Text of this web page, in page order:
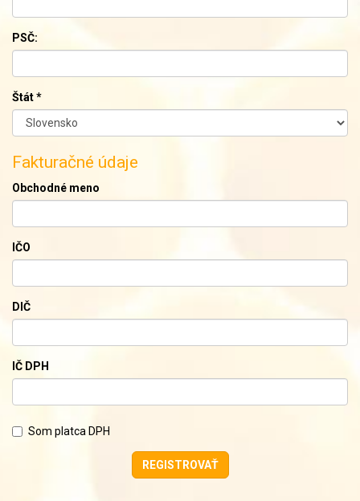
PSČ:
Štát*
Fakturačné údaje
Obchodné meno
IČO
DIČ
IČ DPH
Som platca DPH